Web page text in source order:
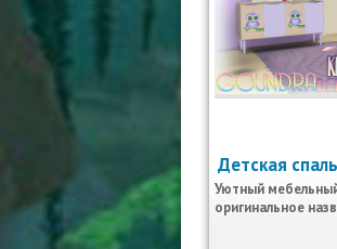
Детская
Уютный
оригинальное